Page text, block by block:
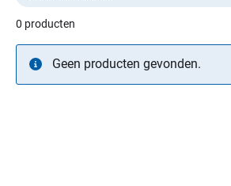
0 producten
Geen producten gevonden.